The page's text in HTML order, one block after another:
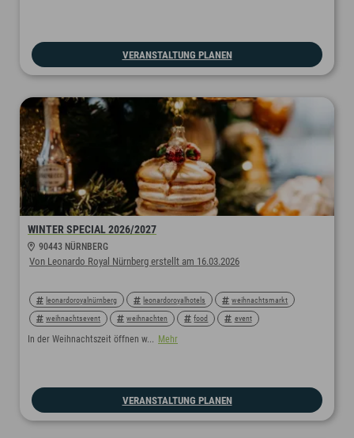
VERANSTALTUNG PLANEN
WINTER SPECIAL 2026/2027
90443 NÜRNBERG
Von Leonardo Royal Nürnberg erstellt am 16.03.2026
leonardoroyalnürnberg leonardoroyalhotels weihnachtsmarkt
weihnachtsevent weihnachten food event
leonardohotels nürnberg winterspecial
In der Weihnachtszeit öffnen w... Mehr
VERANSTALTUNG PLANEN